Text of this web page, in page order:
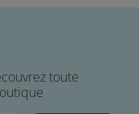
toute